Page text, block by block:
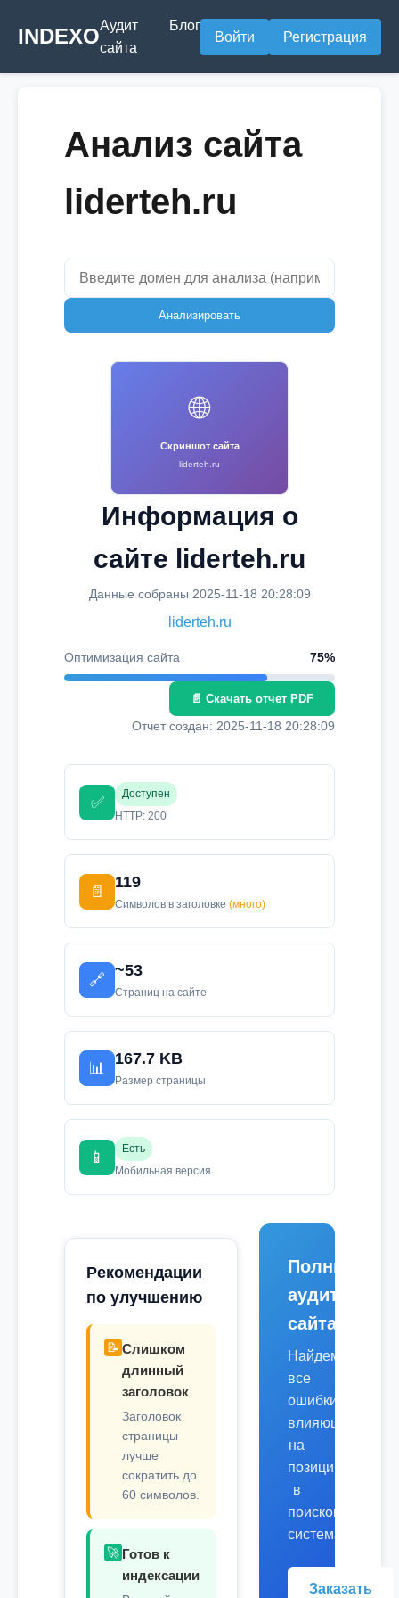
INDEXOАудит
сайта
Блог
Войти Регистрация
Анализ сайта
liderteh.ru
Анализировать
🌐
Скриншот сайта
liderteh.ru
Информация о
сайте liderteh.ru
Данные собраны 2025-11-18 20:28:09
liderteh.ru
Оптимизация сайта 75%
📄 Скачать отчет PDF
Отчет создан: 2025-11-18 20:28:09
✅
Доступен
HTTP: 200
📄
119
Символов в заголовке (много)
🔗
~53
Страниц на сайте
📊
167.7 KB
Размер страницы
📱
Есть
Мобильная версия
Рекомендации
по улучшению
📝 Слишком
длинный
заголовок
Заголовок
страницы
лучше
сократить до
60 символов.
🚀 Готов к
индексации
Полный
аудит
сайта
Найдем
все
ошибки,
влияющие
на
позиции
в
поисковых
системах.
Заказать